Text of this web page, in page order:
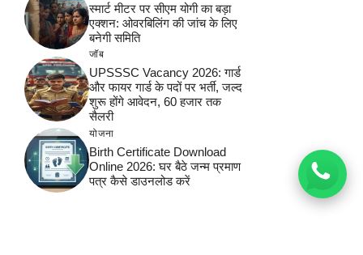
स्मार्ट मीटर पर सीएम योगी का बड़ा
एक्शन: ओवरबिलिंग की जांच के लिए
बनेगी समिति
जॉब
UPSSSC Vacancy 2026: गार्ड
और फायर गार्ड के पदों पर भर्ती, जल्द
शुरू होंगे आवेदन, 60 हजार तक
सैलरी
योजना
Birth Certificate Download
Online 2026: घर बैठे जन्म प्रमाण
पत्र कैसे डाउनलोड करें